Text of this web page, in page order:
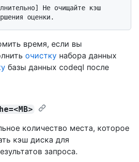
время, если вы
очистку набора данных
базы данных codeql после
количество места, которое
кэш диска для
запроса.